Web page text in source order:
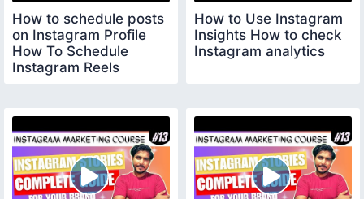
How to schedule posts
on Instagram Profile
How To Schedule
Instagram Reels
How to Use Instagram
Insights How to check
Instagram analytics